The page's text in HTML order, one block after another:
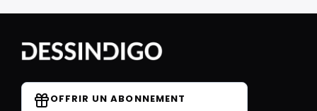
OFFRIR UN ABONNEMENT